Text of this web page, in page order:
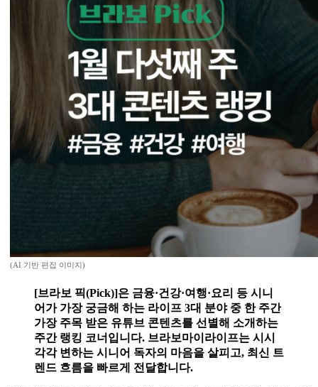
(AI 기반 편집 이미지)
[브라보 픽(Pick)]은 금융·건강·여행·요리 등 시니
어가 가장 궁금해 하는 라이프 3대 분야 중 한 주간
가장 주목 받은 유튜브 콘텐츠를 선별해 소개하는
주간 랭킹 코너입니다. 브라보마이라이프는 시시
각각 변하는 시니어 독자의 마음을 살피고, 최신 트
렌드 흐름을 빠르게 전달합니다.